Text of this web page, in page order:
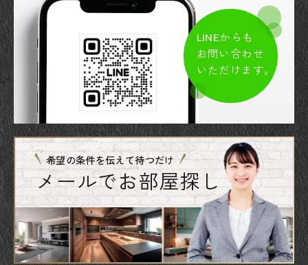
LINEからも
お問い合わせ
いただけます。
希望の条件を伝えて待つだけ
メールでお部屋探し